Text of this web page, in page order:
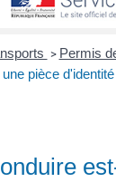
> Permis
pièce